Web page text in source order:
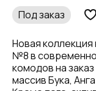
Под заказ
Новая
№8 в
комодов на
массив Бука,